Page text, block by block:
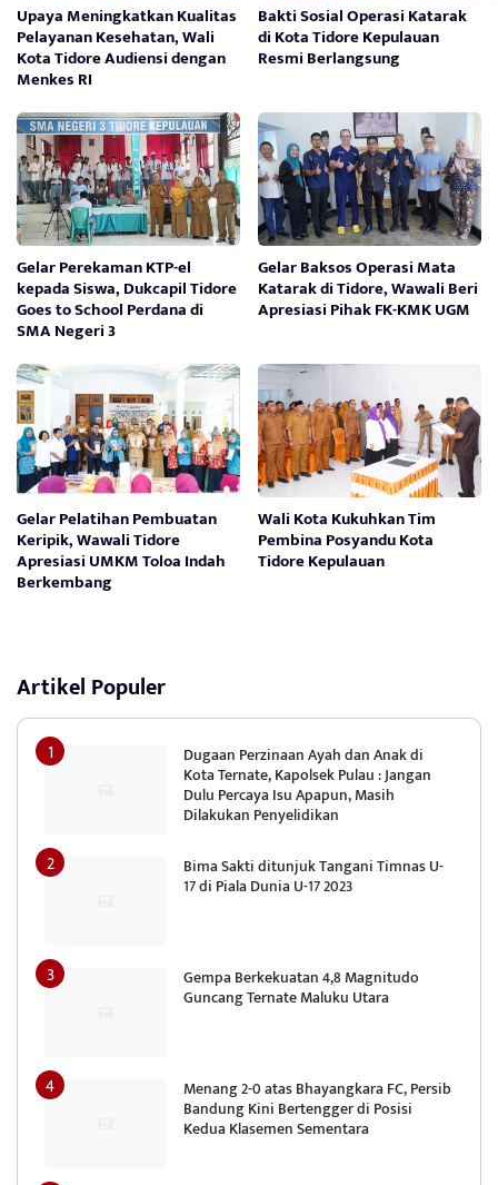
Upaya Meningkatkan Kualitas
Pelayanan Kesehatan, Wali
Kota Tidore Audiensi dengan
Menkes RI
Bakti Sosial Operasi Katarak
di Kota Tidore Kepulauan
Resmi Berlangsung
Gelar Perekaman KTP-el
kepada Siswa, Dukcapil Tidore
Goes to School Perdana di
SMA Negeri 3
Gelar Baksos Operasi Mata
Katarak di Tidore, Wawali Beri
Apresiasi Pihak FK-KMK UGM
Gelar Pelatihan Pembuatan
Keripik, Wawali Tidore
Apresiasi UMKM Toloa Indah
Berkembang
Wali Kota Kukuhkan Tim
Pembina Posyandu Kota
Tidore Kepulauan
Artikel Populer
Dugaan Perzinaan Ayah dan Anak di
Kota Ternate, Kapolsek Pulau : Jangan
Dulu Percaya Isu Apapun, Masih
Dilakukan Penyelidikan
Bima Sakti ditunjuk Tangani Timnas U-
17 di Piala Dunia U-17 2023
Gempa Berkekuatan 4,8 Magnitudo
Guncang Ternate Maluku Utara
Menang 2-0 atas Bhayangkara FC, Persib
Bandung Kini Bertengger di Posisi
Kedua Klasemen Sementara